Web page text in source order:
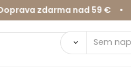
nad 59 € •